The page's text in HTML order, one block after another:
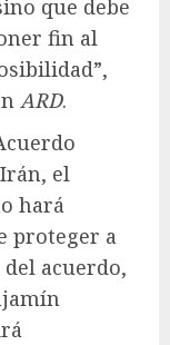
que debe
fin al
ARD.
el
hará
proteger a
acuerdo,